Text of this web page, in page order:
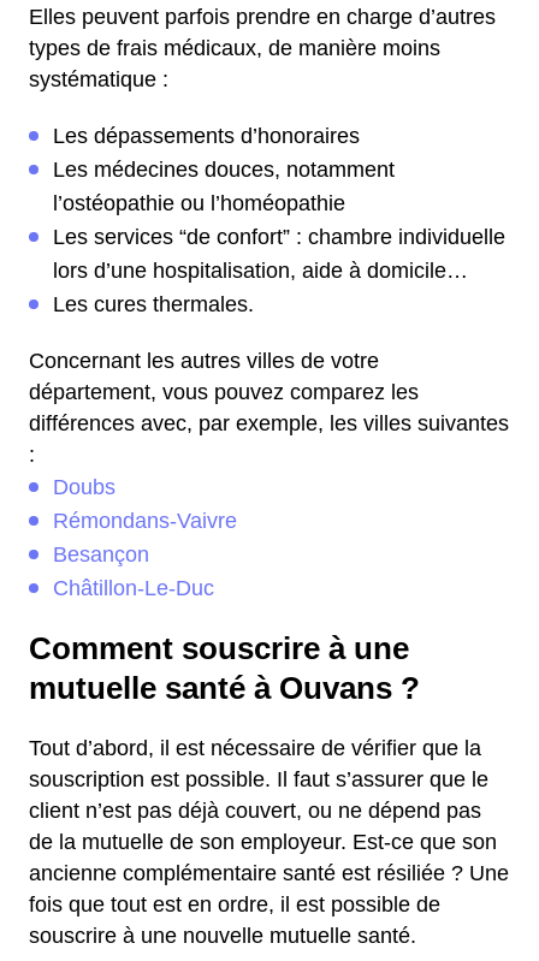
Elles peuvent parfois prendre en charge d’autres
types de frais médicaux, de manière moins
systématique :
Les dépassements d’honoraires
Les médecines douces, notamment
l’ostéopathie ou l’homéopathie
Les services “de confort” : chambre individuelle
lors d’une hospitalisation, aide à domicile…
Les cures thermales.
Concernant les autres villes de votre
département, vous pouvez comparez les
différences avec, par exemple, les villes suivantes
:
Doubs
Rémondans-Vaivre
Besançon
Châtillon-Le-Duc
Comment souscrire à une
mutuelle santé à Ouvans ?
Tout d’abord, il est nécessaire de vérifier que la
souscription est possible. Il faut s’assurer que le
client n’est pas déjà couvert, ou ne dépend pas
de la mutuelle de son employeur. Est-ce que son
ancienne complémentaire santé est résiliée ? Une
fois que tout est en ordre, il est possible de
souscrire à une nouvelle mutuelle santé.